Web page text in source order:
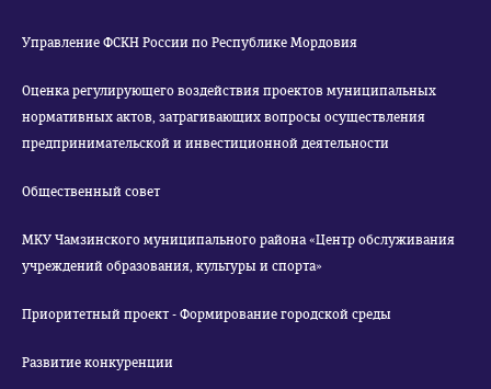
Управление ФСКН России по Республике Мордовия
Оценка регулирующего воздействия проектов муниципальных
нормативных актов, затрагивающих вопросы осуществления
предпринимательской и инвестиционной деятельности
Общественный совет
МКУ Чамзинского муниципального района «Центр обслуживания
учреждений образования, культуры и спорта»
Приоритетный проект - Формирование городской среды
Развитие конкуренции